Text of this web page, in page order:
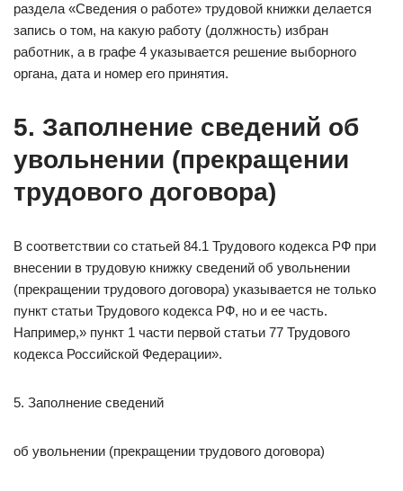
раздела «Сведения о работе» трудовой книжки делается
запись о том, на какую работу (должность) избран
работник, а в графе 4 указывается решение выборного
органа, дата и номер его принятия.
5. Заполнение сведений об
увольнении (прекращении
трудового договора)
В соответствии со статьей 84.1 Трудового кодекса РФ при
внесении в трудовую книжку сведений об увольнении
(прекращении трудового договора) указывается не только
пункт статьи Трудового кодекса РФ, но и ее часть.
Например,» пункт 1 части первой статьи 77 Трудового
кодекса Российской Федерации».
5. Заполнение сведений
об увольнении (прекращении трудового договора)